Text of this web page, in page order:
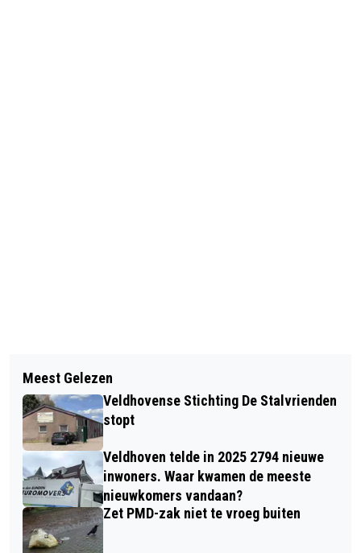
BEREIKBAARHEID JONGE STEK
ZWAARGEWONDE BIJ BOTSING OP
FIETSPAD IN VELDHOVEN
Meest Gelezen
Veldhovense Stichting De Stalvrienden
stopt
Veldhoven telde in 2025 2794 nieuwe
inwoners. Waar kwamen de meeste
nieuwkomers vandaan?
Zet PMD-zak niet te vroeg buiten